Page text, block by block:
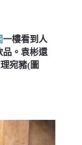
一樓看到 人
品。袁彬還
宛豬(圖